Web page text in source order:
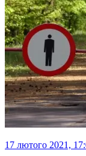
17 лютого 2021,